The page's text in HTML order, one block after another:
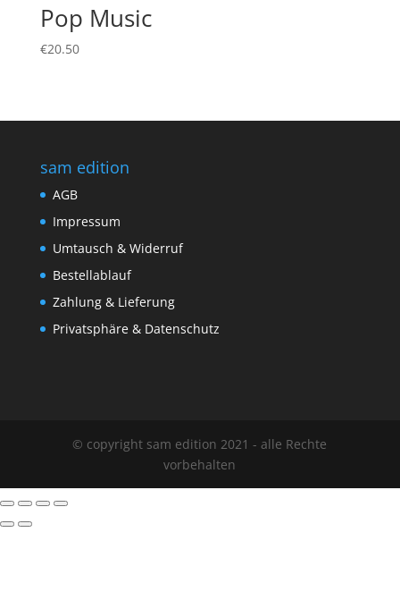
Pop Music
€20.50
sam edition
AGB
Impressum
Umtausch & Widerruf
Bestellablauf
Zahlung & Lieferung
Privatsphäre & Datenschutz
© copyright sam edition 2021 - alle Rechte
vorbehalten